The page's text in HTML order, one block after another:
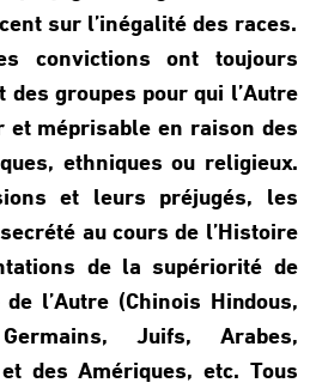
sur l’inégalité des races.
convictions ont toujours
groupes pour qui l’Autre
méprisable en raison des
ethniques ou religieux.
et leurs préjugés, les
au cours de l’Histoire
de la supériorité de
l’Autre (Chinois Hindous,
Juifs, Arabes,
des Amériques, etc. Tous